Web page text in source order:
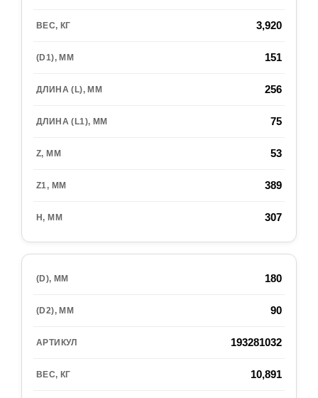
3,920
151
256
75
53
389
307
180
90
193281032
10,891